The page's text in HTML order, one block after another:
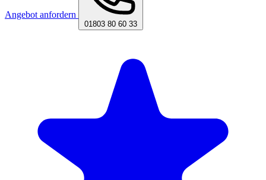
Angebot anfordern
01803 80 60 33